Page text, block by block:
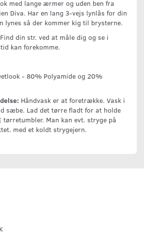
med lange ærmer og uden ben fra
Diva. Har en lang 3-vejs lynlås for din
lynes så der kommer kig til brysterne.
din str. ved at måle dig og se i
kan forekomme.
- 80% Polyamide og 20%
Håndvask er at foretrække. Vask i
sæbe. Lad det tørre fladt for at holde
tørretumbler. Man kan evt. stryge på
med et koldt strygejern.